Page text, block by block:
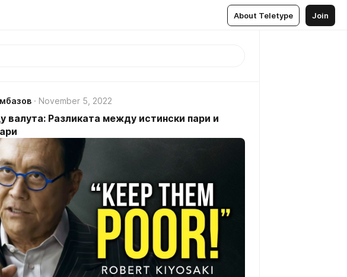
About Teletype Join
November 5, 2022
валута: Разликата между истински пари и